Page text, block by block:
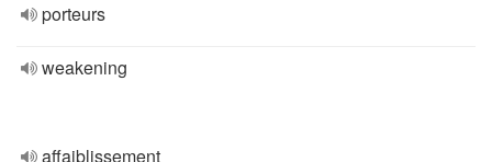
porteurs
weakening
affaiblissement